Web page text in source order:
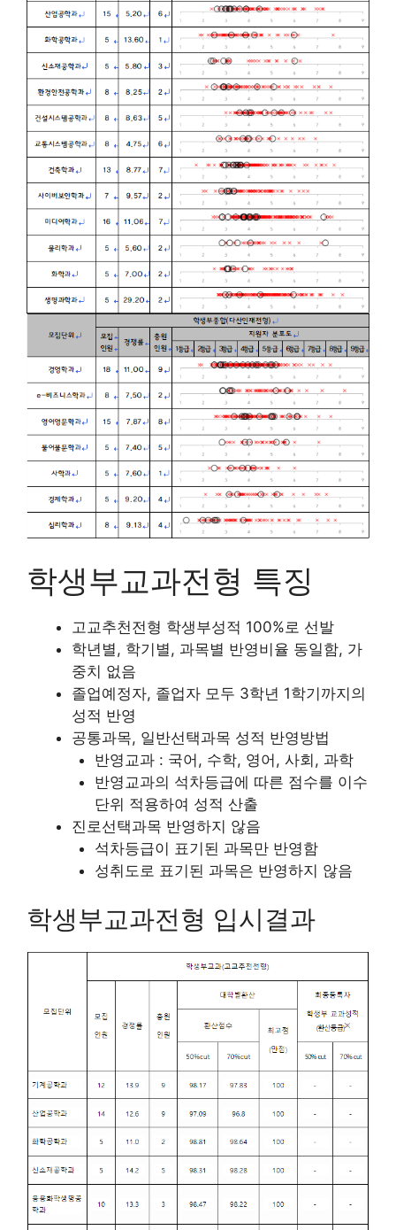
학생부교과전형 특징
고교추천전형 학생부성적 100%로 선발
학년별, 학기별, 과목별 반영비율 동일함, 가
중치 없음
졸업예정자, 졸업자 모두 3학년 1학기까지의
성적 반영
공통과목, 일반선택과목 성적 반영방법
반영교과 : 국어, 수학, 영어, 사회, 과학
반영교과의 석차등급에 따른 점수를 이수
단위 적용하여 성적 산출
진로선택과목 반영하지 않음
석차등급이 표기된 과목만 반영함
성취도로 표기된 과목은 반영하지 않음
학생부교과전형 입시결과